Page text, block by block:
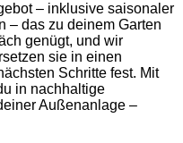
– inklusive saisonaler
– das zu deinem Garten
genügt, und wir
sie in einen
Schritte fest. Mit
in nachhaltige
Außenanlage –